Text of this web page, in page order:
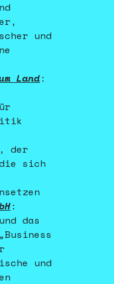
und
Land:
der
sich
:
das
und